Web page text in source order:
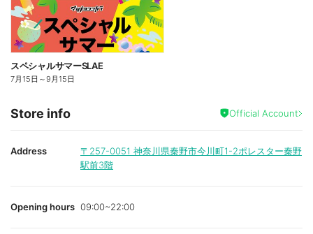
スペシャルサマーSLAE
7月15日 ～9月15日
Store info Official Account
Address 〒257-0051 神奈川県秦野市今川町1-2ポレスター秦野
駅前3階
Opening hours 09:00~22:00